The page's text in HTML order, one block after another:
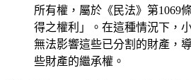
所有權，屬於《民法》第1069
得之權利」。在這種情況下，
無法影響這些已分割的財產，
些財產的繼承權。